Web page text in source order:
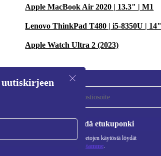
Apple MacBook Air 2020 | 13.3" | M1
Lenovo ThinkPad T480 | i5-8350U | 14"
Apple Watch Ultra 2 (2023)
Pyydä etukuponki
Lisätietoja henkilötietojen käytöstä löydät
tietosuojaselosteestamme.